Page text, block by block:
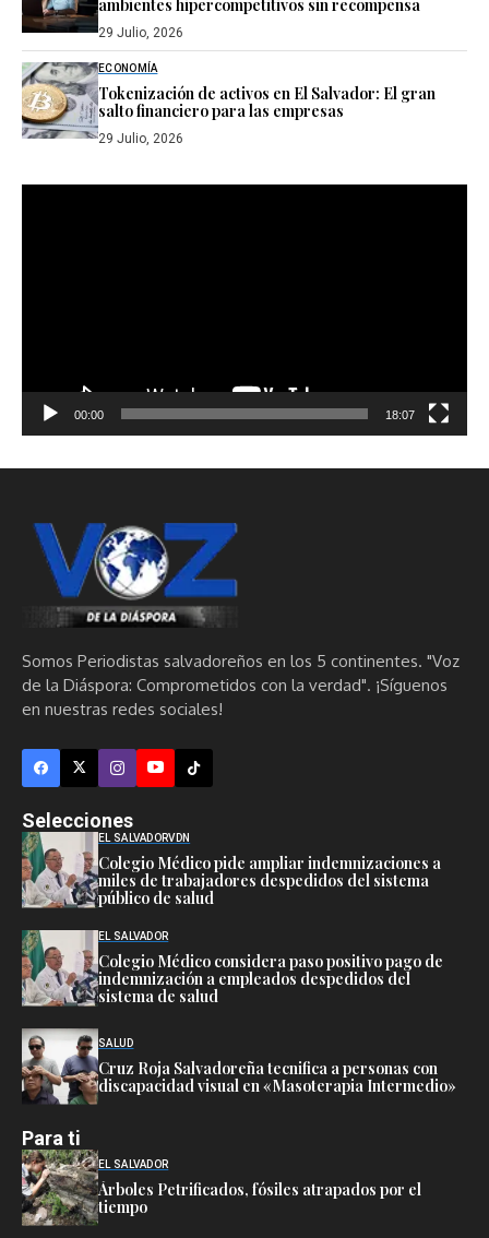
ambientes hipercompetitivos sin recompensa
29 Julio, 2026
ECONOMÍA
Tokenización de activos en El Salvador: El gran
salto financiero para las empresas
29 Julio, 2026
00:00 18:07
Somos Periodistas salvadoreños en los 5 continentes. "Voz
de la Diáspora: Comprometidos con la verdad". ¡Síguenos
en nuestras redes sociales!
Selecciones
EL SALVADORVDN
Colegio Médico pide ampliar indemnizaciones a
miles de trabajadores despedidos del sistema
público de salud
EL SALVADOR
Colegio Médico considera paso positivo pago de
indemnización a empleados despedidos del
sistema de salud
SALUD
Cruz Roja Salvadoreña tecnifica a personas con
discapacidad visual en «Masoterapia Intermedio»
Para ti
EL SALVADOR
Árboles Petrificados, fósiles atrapados por el
tiempo